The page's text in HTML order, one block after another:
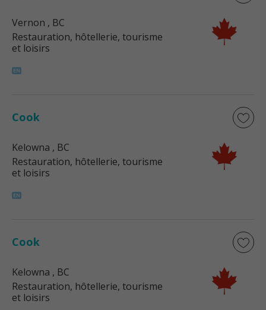
Vernon , BC
Restauration, hôtellerie, tourisme
et loisirs
Cook
Kelowna , BC
Restauration, hôtellerie, tourisme
et loisirs
Cook
Kelowna , BC
Restauration, hôtellerie, tourisme
et loisirs